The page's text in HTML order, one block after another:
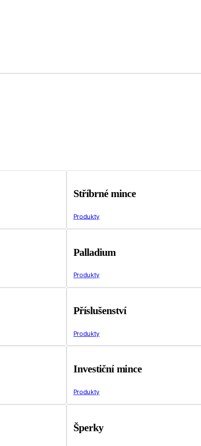
Stříbrné mince
Produkty
Palladium
Produkty
Příslušenství
Produkty
Investiční mince
Produkty
Šperky